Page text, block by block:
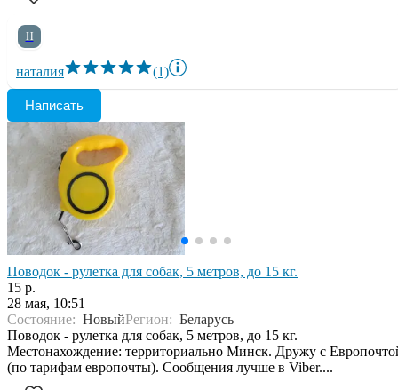
Н
наталия (1)
Написать
Поводок - рулетка для собак, 5 метров, до 15 кг.
15 р.
28 мая, 10:51
Состояние: НовыйРегион: Беларусь
Поводок - рулетка для собак, 5 метров, до 15 кг.
Местонахождение: территориально Минск. Дружу с
(по тарифам европочты). Сообщения лучше в Viber....